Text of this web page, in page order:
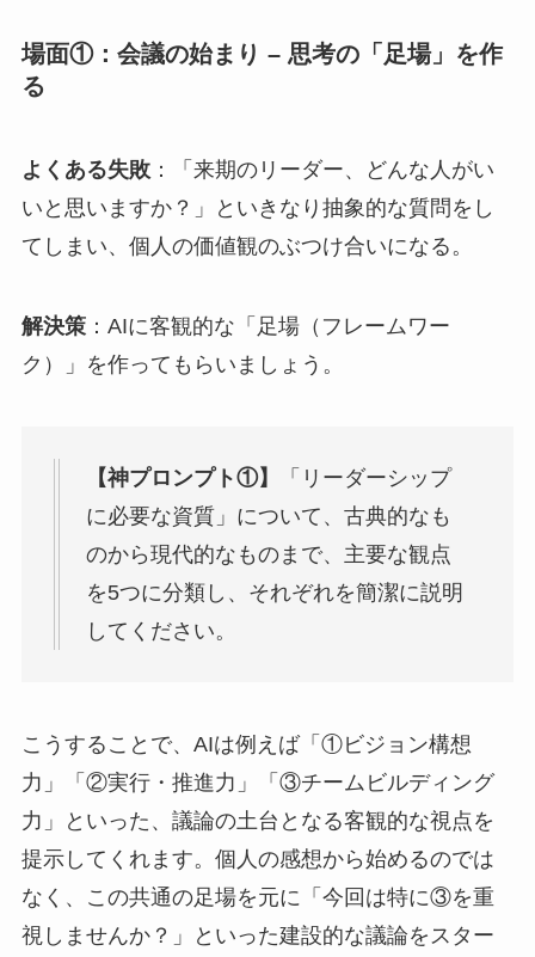
場面①：会議の始まり – 思考の「足場」を作
る
よくある失敗：「来期のリーダー、どんな人がい
いと思いますか？」といきなり抽象的な質問をし
てしまい、個人の価値観のぶつけ合いになる。
解決策：AIに客観的な「足場（フレームワー
ク）」を作ってもらいましょう。
【神プロンプト①】
「リーダーシップ
に必要な資質」について、古典的なも
のから現代的なものまで、主要な観点
を5つに分類し、それぞれを簡潔に説明
してください。
こうすることで、AIは例えば「①ビジョン構想
力」「②実行・推進力」「③チームビルディング
力」といった、議論の土台となる客観的な視点を
提示してくれます。個人の感想から始めるのでは
なく、この共通の足場を元に「今回は特に③を重
視しませんか？」といった建設的な議論をスター